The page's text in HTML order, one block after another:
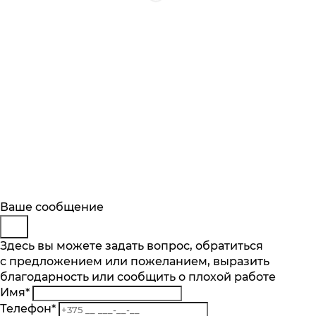
Описание
Отзывы
Основные характеристики
Объем пылесборника, л
0.54
Тип уборки
Будьте в курсе
Подпишитесь на последние обновления
и узнавайте о новинках и специальных
предложениях первыми
Подписаться
Заказ обратного звонка
Представьтесь
Телефон*
Комментарий
Ваше сообщение
Здесь вы можете задать вопрос, обратиться
с предложением или пожеланием, выразить
благодарность или сообщить о плохой работе
Имя*
Телефон*